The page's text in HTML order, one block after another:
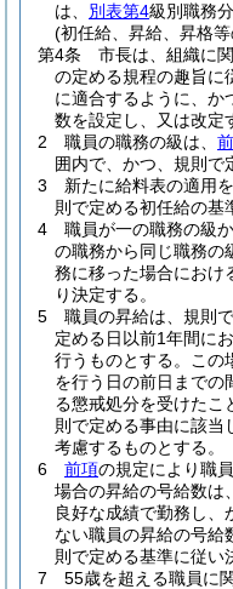
は、 別表第4級別職務
(初任給、昇給、昇格
第4条
市長は、組織に
の定める規程の趣旨に
に適合するように、か
数を設定し、又は改定
2
職員の職務の級は、
囲内で、かつ、規則で
3
新たに給料表の適用
則で定める初任給の基
4
職員が一の職務の級
の職務から同じ職務の
務に移った場合におけ
り決定する。
5
職員の昇給は、規則
定める日以前1年間に
行うものとする。
この
を行う日の前日までの
る懲戒処分を受けたこ
則で定める事由に該当
考慮するものとする。
6
前項の規定により職
場合の昇給の号給数は、
良好な成績で勤務し、
ない職員の昇給の号給
則で定める基準に従い
7
55歳を超える職員に